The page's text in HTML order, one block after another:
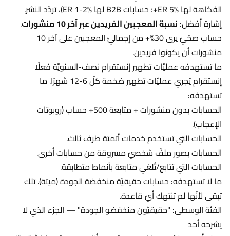
الفكاهة لها ER 5%+؛ حسابات B2B لها ER 1-2%)، تردّد النشر.
إشارة أفضل: نسبة المعجبين الفريدين عبر آخر 10 منشورات
.
حساب صحّيّ يرى 30%+ من إجماليّ المعجبين على آخر 10
منشورات أن يكونوا فريدين.
ما تستهدفه عمليّات تطهير إنستقرام نصف-السنويّة فعلًا
إنستقرام يُجري عمليّات تطهير ضخمة كلّ 6-12 شهرًا. ما
تستهدفه:
الحسابات بدون منشورات + متابعة 500+ حساب (روبوتات
الإعجاب).
الحسابات التي تستخدم خدمات أتمتة طرف ثالث.
الحسابات بصور ملفّ شخصيّ مسروقة من حسابات أخرى.
الحسابات التي تتابع/تُلغي متابعة بأنماط متطابقة.
ما لا تستهدفه: حسابات حقيقيّة منخفضة الجودة (ميتة). تلك
تبقى لأنّها لم تنتهك أيّ قاعدة.
الفئة الوسطى: "حقيقيّون منخفضو الجودة" — الجزء الذي لا
يشرحه أحد